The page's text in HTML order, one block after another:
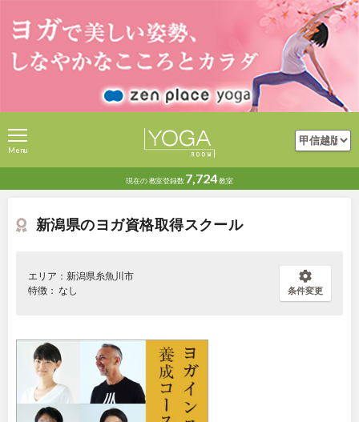
現在の教室登録数 7,724教室
Menu
新潟県のヨガ資格取得スクール
エリア：新潟県糸魚川市
特徴： なし
条件変更